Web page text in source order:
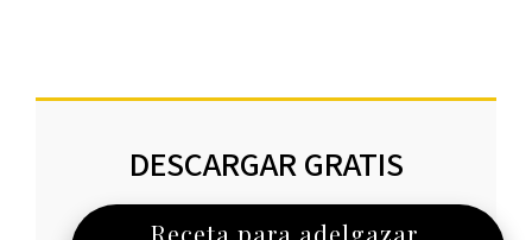
DESCARGAR GRATIS
Receta para adelgazar